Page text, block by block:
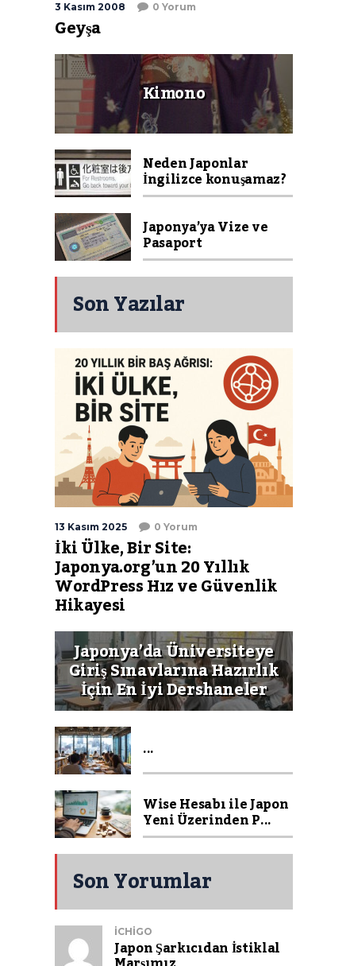
3 Kasım 2008 0 Yorum
Geyşa
Kimono
Neden Japonlar
İngilizce konuşamaz?
Japonya’ya Vize ve
Pasaport
Son Yazılar
13 Kasım 2025 0 Yorum
İki Ülke, Bir Site:
Japonya.org’un 20 Yıllık
WordPress Hız ve Güvenlik
Hikayesi
Japonya’da Üniversiteye
Giriş Sınavlarına Hazırlık
İçin En İyi Dershaneler
...
Wise Hesabı ile Japon
Yeni Üzerinden P...
Son Yorumlar
ICHIGO
Japon Şarkıcıdan İstiklal